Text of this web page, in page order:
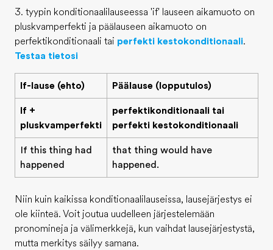
EF-toimistot
Etsi toimisto lähelläsi
Tietoa Meistä -sivustolla
Työpaikat EF:llä
Liity joukkoomme
3. tyypin konditionaalilauseessa 'if' lauseen aikamuoto on
pluskvamperfekti ja päälauseen aikamuoto on
perfektikonditionaali tai perfekti kestokonditionaali.
Testaa tietosi
If-lause (ehto) Päälause (lopputulos)
If +
pluskvamperfekti
perfektikonditionaali tai
perfekti kestokonditionaali
If this thing had
happened
that thing would have
happened.
Niin kuin kaikissa konditionaalilauseissa, lausejärjestys ei
ole kiinteä. Voit joutua uudelleen järjestelemään
pronomineja ja välimerkkejä, kun vaihdat lausejärjestystä,
mutta merkitys säilyy samana.